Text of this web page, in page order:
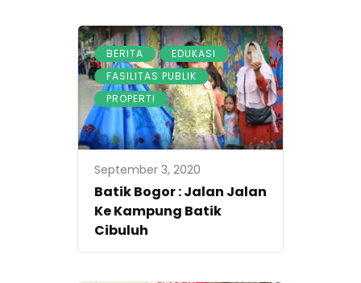
BERITA , EDUKASI ,
FASILITAS PUBLIK ,
PROPERTI
September 3, 2020
Batik Bogor : Jalan Jalan
Ke Kampung Batik
Cibuluh